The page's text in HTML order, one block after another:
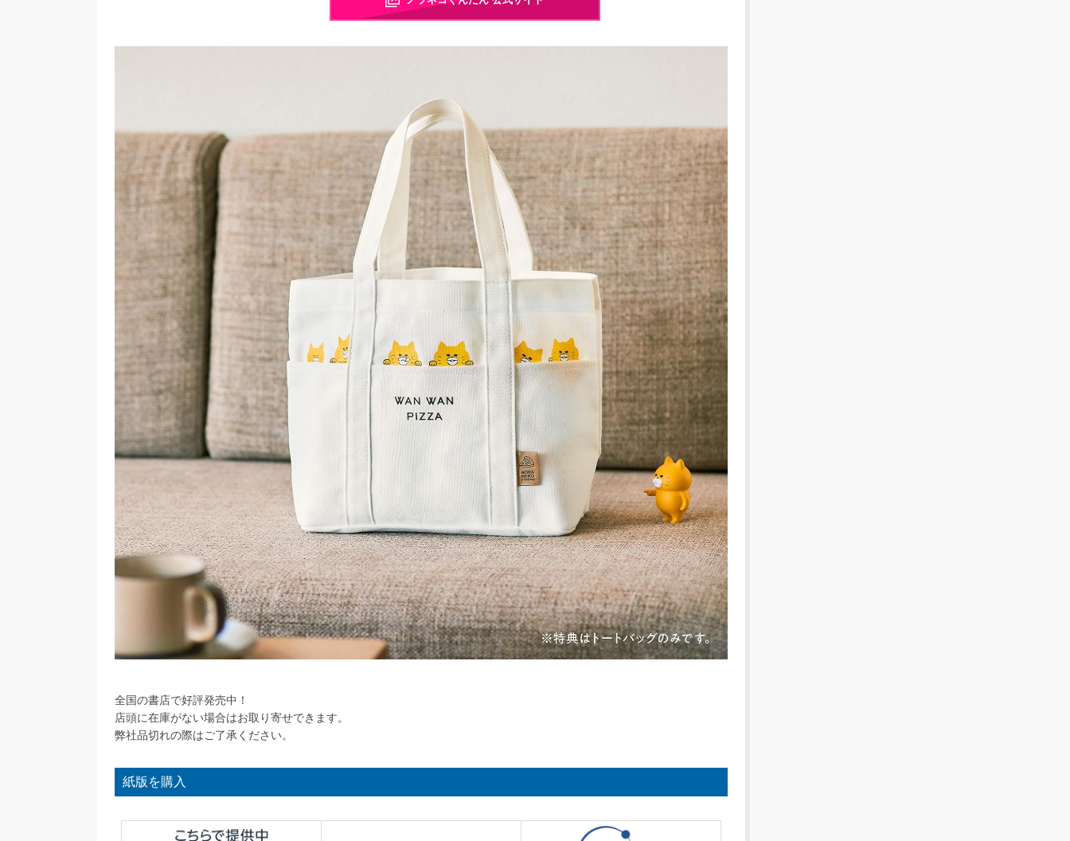
全国の書店で好評発売中！
店頭に在庫がない場合はお取り寄せできます。
弊社品切れの際はご了承ください。
紙版を購入